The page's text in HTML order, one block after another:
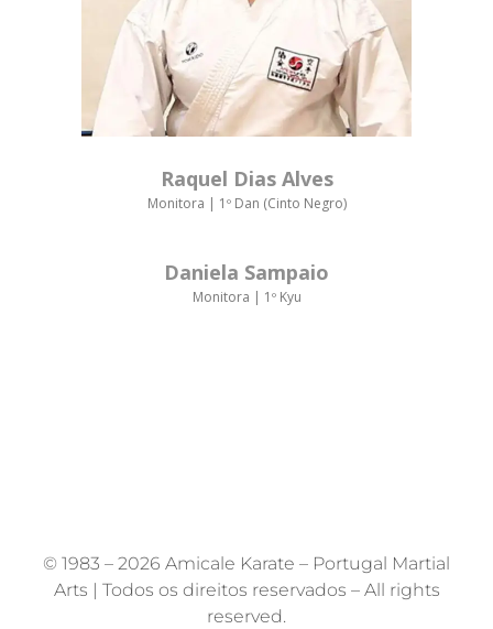
Raquel Dias Alves
Monitora | 1º Dan (Cinto Negro)
Daniela Sampaio
Monitora | 1º Kyu
© 1983 – 2026 Amicale Karate – Portugal Martial
Arts | Todos os direitos reservados – All rights
reserved.